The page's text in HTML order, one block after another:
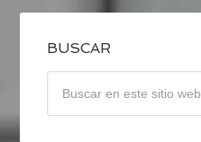
BUSCAR